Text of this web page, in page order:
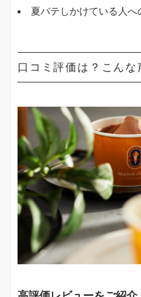
夏バテしかけている人へ
口コミ評価は？こん